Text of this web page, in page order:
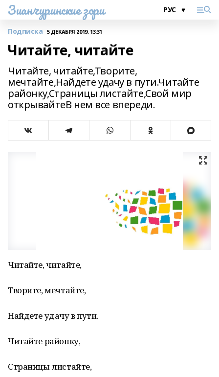
Зианчуринские зори
Подписка 5 ДЕКАБРЯ 2019, 13:31
Читайте, читайте
Читайте, читайте,Творите,
мечтайте,Найдете удачу в пути.Читайте
районку,Страницы листайте,Свой мир
открывайтеВ нем все впереди.
Читайте, читайте,
Творите, мечтайте,
Найдете удачу в пути.
Читайте районку,
Страницы листайте,